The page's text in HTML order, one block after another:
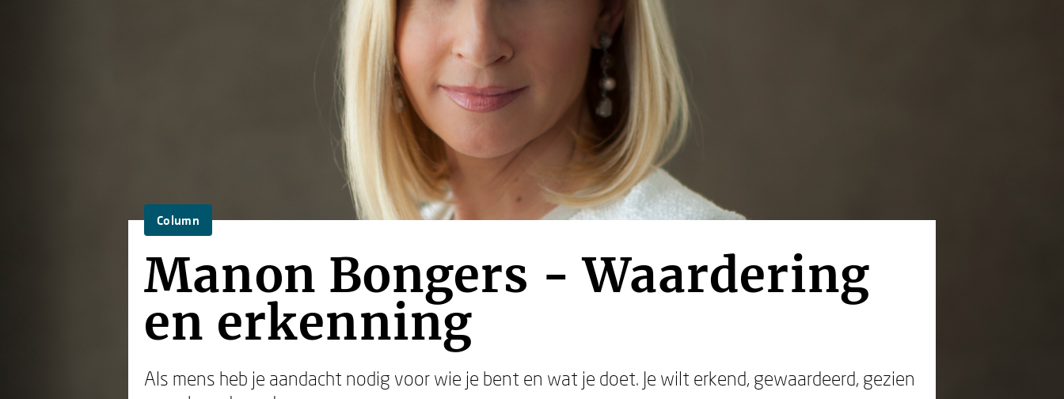
Column
Manon Bongers - Waardering
en erkenning
Als mens heb je aandacht nodig voor wie je bent en wat je doet. Je wilt erkend, gewaardeerd, gezien